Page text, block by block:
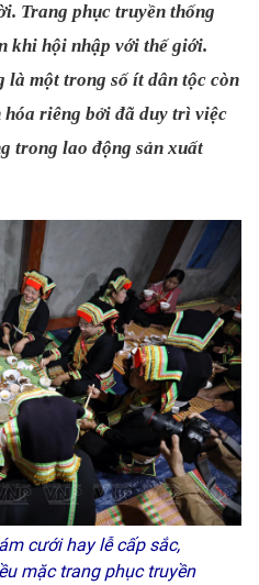
Trang phục truyền thống
khi hội nhập với thế giới.
là một trong số ít dân tộc còn
riêng bởi đã duy trì việc
trong lao động sản xuất
cưới hay lễ cấp sắc,
mặc trang phục truyền